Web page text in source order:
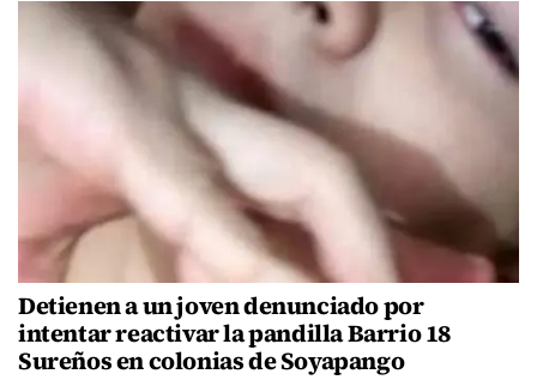
Detienen a un joven denunciado por
intentar reactivar la pandilla Barrio 18
Sureños en colonias de Soyapango